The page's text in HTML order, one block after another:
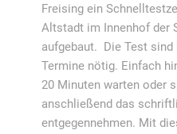
Freising ein
Altstadt im Innenhof der
aufgebaut. Die Test
Termine nötig. Einfach
20 Minuten warten oder
anschließend das
entgegennehmen. Mit